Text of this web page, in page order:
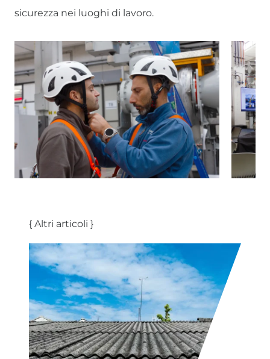
sicurezza nei luoghi di lavoro.
{ Altri articoli }